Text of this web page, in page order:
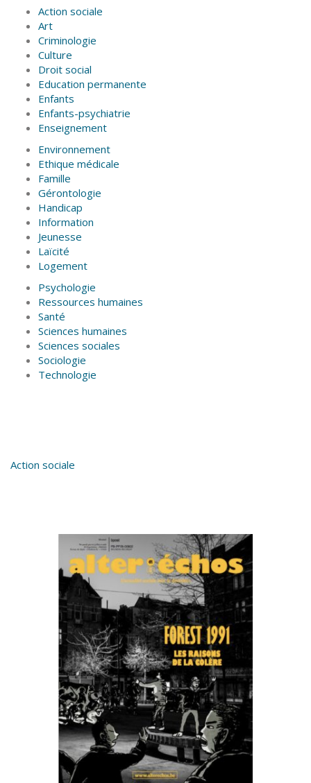
Action sociale
Art
Criminologie
Culture
Droit social
Education permanente
Enfants
Enfants-psychiatrie
Enseignement
Environnement
Ethique médicale
Famille
Gérontologie
Handicap
Information
Jeunesse
Laïcité
Logement
Psychologie
Ressources humaines
Santé
Sciences humaines
Sciences sociales
Sociologie
Technologie
Action sociale